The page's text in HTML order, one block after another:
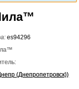
es94296
(Днепропетровск))